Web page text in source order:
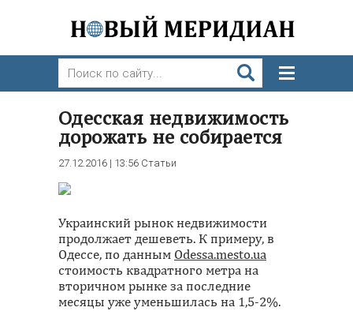
Одесская недвижимость
дорожать не собирается
27.12.2016 | 13:56 Статьи
Украинский рынок недвижимости
продолжает дешеветь. К примеру, в
Одессе, по данным Odessa.mesto.ua
стоимость квадратного метра на
вторичном рынке за последние
месяцы уже уменьшилась на 1,5-2%.